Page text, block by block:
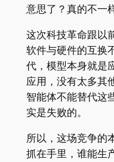
意思了？真的不一
这次科技革命跟以
软件与硬件的互换
代，模型本身就是
应用，没有太多其
智能体不能替代这
实是失败的。
所以，这场竞争的
抓在手里，谁能生